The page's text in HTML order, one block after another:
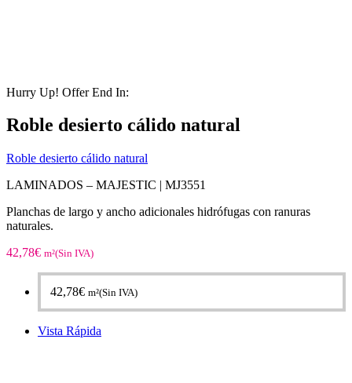
Hurry Up! Offer End In:
Roble desierto cálido natural
Roble desierto cálido natural
LAMINADOS – MAJESTIC | MJ3551
Planchas de largo y ancho adicionales hidrófugas con ranuras
naturales.
42,78€ m²(Sin IVA)
42,78€ m²(Sin IVA)
Vista Rápida